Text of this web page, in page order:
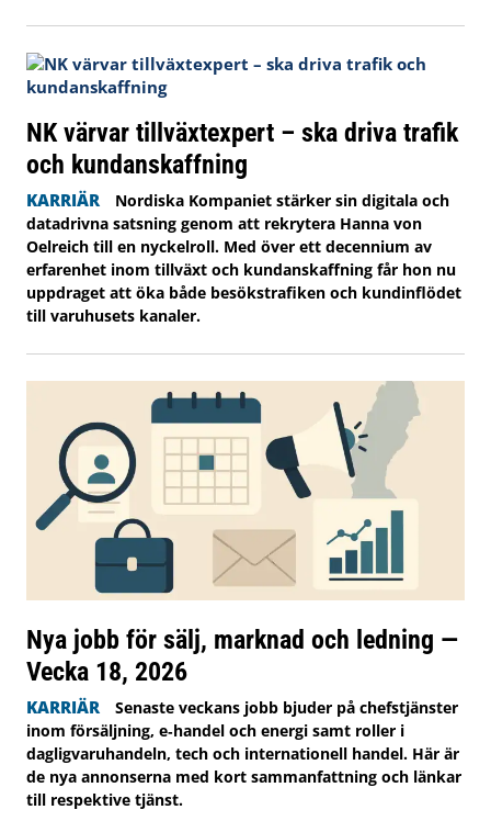
NK värvar tillväxtexpert – ska driva trafik
och kundanskaffning
KARRIÄR
Nordiska Kompaniet stärker sin digitala och
datadrivna satsning genom att rekrytera Hanna von
Oelreich till en nyckelroll. Med över ett decennium av
erfarenhet inom tillväxt och kundanskaffning får hon nu
uppdraget att öka både besökstrafiken och kundinflödet
till varuhusets kanaler.
Nya jobb för sälj, marknad och ledning —
Vecka 18, 2026
KARRIÄR
Senaste veckans jobb bjuder på chefstjänster
inom försäljning, e‑handel och energi samt roller i
dagligvaruhandeln, tech och internationell handel. Här är
de nya annonserna med kort sammanfattning och länkar
till respektive tjänst.